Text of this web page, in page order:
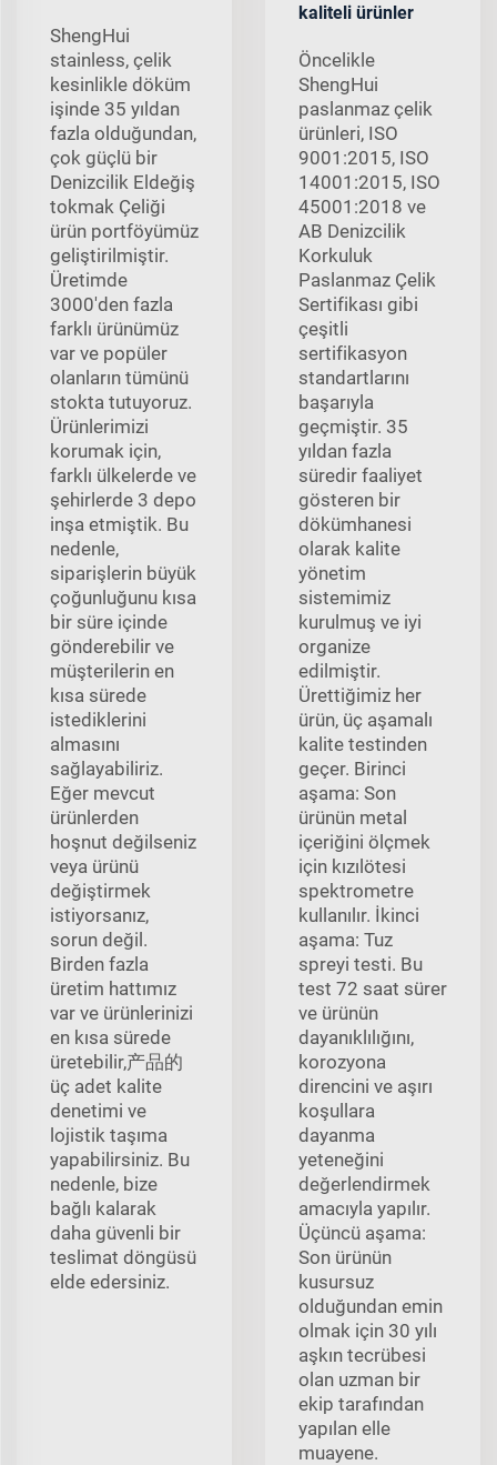
ShengHui
stainless, çelik
kesinlikle döküm
işinde 35 yıldan
fazla olduğundan,
çok güçlü bir
Denizcilik Eldeğiş
tokmak Çeliği
ürün portföyümüz
geliştirilmiştir.
Üretimde
3000'den fazla
farklı ürünümüz
var ve popüler
olanların tümünü
stokta tutuyoruz.
Ürünlerimizi
korumak için,
farklı ülkelerde ve
şehirlerde 3 depo
inşa etmiştik. Bu
nedenle,
siparişlerin büyük
çoğunluğunu kısa
bir süre içinde
gönderebilir ve
müşterilerin en
kısa sürede
istediklerini
almasını
sağlayabiliriz.
Eğer mevcut
ürünlerden
hoşnut değilseniz
veya ürünü
değiştirmek
istiyorsanız,
sorun değil.
Birden fazla
üretim hattımız
var ve ürünlerinizi
en kısa sürede
üretebilir,产品的
üç adet kalite
denetimi ve
lojistik taşıma
yapabilirsiniz. Bu
nedenle, bize
bağlı kalarak
daha güvenli bir
teslimat döngüsü
elde edersiniz.
kaliteli ürünler
Öncelikle
ShengHui
paslanmaz çelik
ürünleri, ISO
9001:2015, ISO
14001:2015, ISO
45001:2018 ve
AB Denizcilik
Korkuluk
Paslanmaz Çelik
Sertifikası gibi
çeşitli
sertifikasyon
standartlarını
başarıyla
geçmiştir. 35
yıldan fazla
süredir faaliyet
gösteren bir
dökümhanesi
olarak kalite
yönetim
sistemimiz
kurulmuş ve iyi
organize
edilmiştir.
Ürettiğimiz her
ürün, üç aşamalı
kalite testinden
geçer. Birinci
aşama: Son
ürünün metal
içeriğini ölçmek
için kızılötesi
spektrometre
kullanılır. İkinci
aşama: Tuz
spreyi testi. Bu
test 72 saat sürer
ve ürünün
dayanıklılığını,
korozyona
direncini ve aşırı
koşullara
dayanma
yeteneğini
değerlendirmek
amacıyla yapılır.
Üçüncü aşama:
Son ürünün
kusursuz
olduğundan emin
olmak için 30 yılı
aşkın tecrübesi
olan uzman bir
ekip tarafından
yapılan elle
muayene.